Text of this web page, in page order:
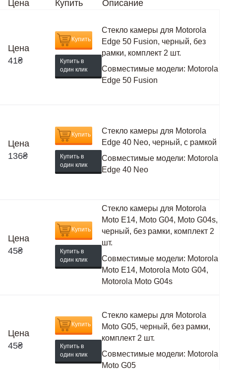
Цена Купить Описание
Цена
41₴
Купить
Купить в
один клик
Стекло камеры для Motorola
Edge 50 Fusion, черный, без
рамки, комплект 2 шт.
Совместимые модели: Motorola
Edge 50 Fusion
Цена
136₴
Купить
Купить в
один клик
Стекло камеры для Motorola
Edge 40 Neo, черный, с рамкой
Совместимые модели: Motorola
Edge 40 Neo
Цена
45₴
Купить
Купить в
один клик
Стекло камеры для Motorola
Moto E14, Moto G04, Moto G04s,
черный, без рамки, комплект 2
шт.
Совместимые модели: Motorola
Moto E14, Motorola Moto G04,
Motorola Moto G04s
Цена
45₴
Купить
Купить в
один клик
Стекло камеры для Motorola
Moto G05, черный, без рамки,
комплект 2 шт.
Совместимые модели: Motorola
Moto G05